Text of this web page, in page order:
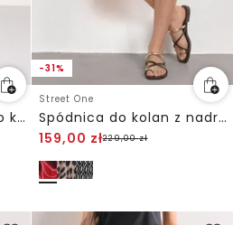
Szyfonowa spódnica do kolan z nadrukiem
-31%
Street One
Spódnica do kolan z nadrukiem i falbaną
159,00 zł229,00zł